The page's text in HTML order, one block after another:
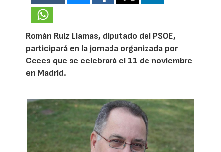
Román Ruiz Llamas, diputado del PSOE,
participará en la jornada organizada por
Ceees que se celebrará el 11 de noviembre
en Madrid.